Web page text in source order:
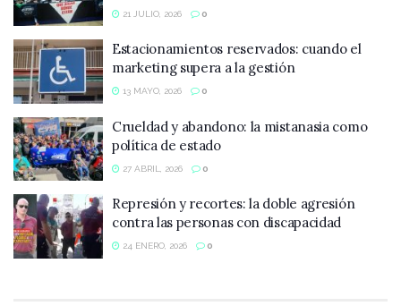
21 JULIO, 2026 0
Estacionamientos reservados: cuando el
marketing supera a la gestión
13 MAYO, 2026 0
Crueldad y abandono: la mistanasia como
política de estado
27 ABRIL, 2026 0
Represión y recortes: la doble agresión
contra las personas con discapacidad
24 ENERO, 2026 0